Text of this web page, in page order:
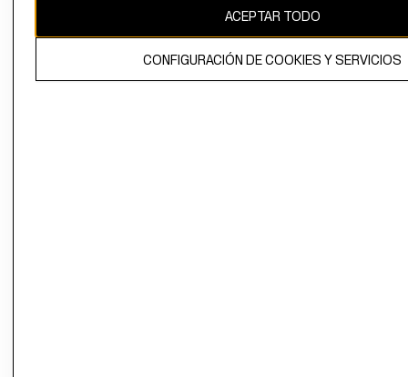
ACEPTAR TODO
CONFIGURACIÓN DE COOKIES Y SERVICIOS